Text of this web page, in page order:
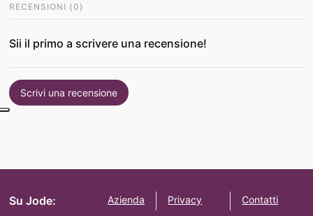
RECENSIONI (0 )
Sii il primo a scrivere una recensione!
Scrivi una recensione
Su Jode: Azienda Privacy Contatti